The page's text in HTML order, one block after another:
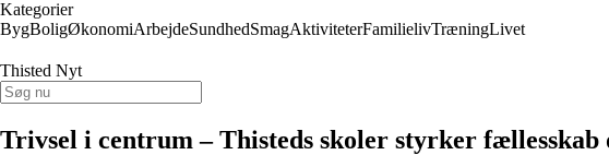
Kategorier
BygBoligØkonomiArbejdeSundhedSmagAktiviteterFamilielivTræningLivet
Thisted Nyt
Trivsel i centrum – Thisteds skoler styrker fællesskab